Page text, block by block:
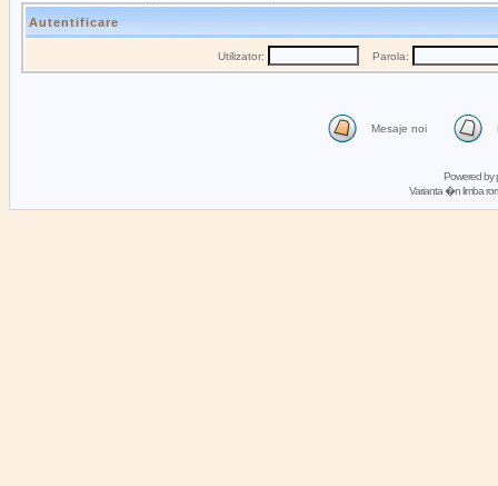
Autentificare
Utilizator: Parola:
Mesaje noi
Powered by
Varianta �n limba